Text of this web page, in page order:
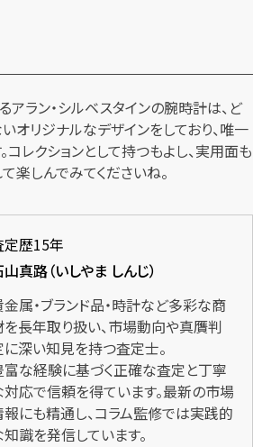
ラン・シルベスタインの腕時計は、ど
オリジナルなデザインをしており、唯一
レクションとして持つもよし、実用面も
しんでみてくださいね。
定歴15年
真路（いしやま しんじ）
属・ブランド品・時計など多彩な商
を長年取り扱い、市場動向や真贋判
に深い知見を持つ査定士。
富な経験に基づく正確な査定と丁寧
対応で信頼を得ています。最新の市場
にも精通し、コラム監修では実践的
知識を発信しています。